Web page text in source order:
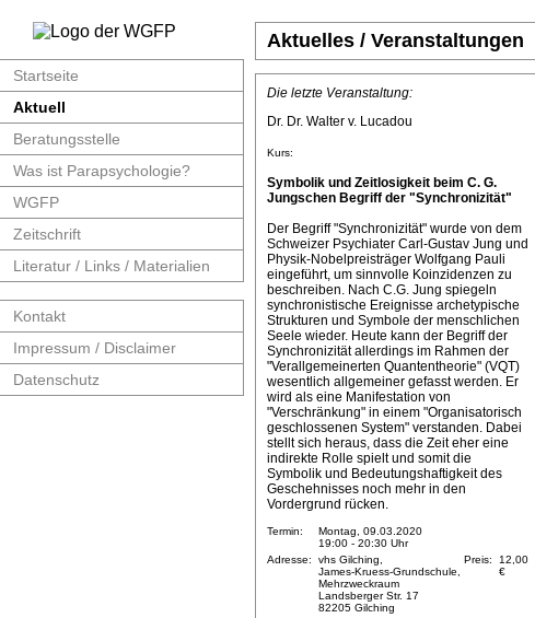
Startseite
Aktuell
Beratungsstelle
Was ist Parapsychologie?
WGFP
Zeitschrift
Literatur / Links / Materialien
Kontakt
Impressum / Disclaimer
Datenschutz
Aktuelles / Veranstaltungen
Die letzte Veranstaltung:
Dr. Dr. Walter v. Lucadou
Kurs:
Symbolik und Zeitlosigkeit beim C. G.
Jungschen Begriff der "Synchronizität"
Der Begriff "Synchronizität" wurde von dem
Schweizer Psychiater Carl-Gustav Jung und
Physik-Nobelpreisträger Wolfgang Pauli
eingeführt, um sinnvolle Koinzidenzen zu
beschreiben. Nach C.G. Jung spiegeln
synchronistische Ereignisse archetypische
Strukturen und Symbole der menschlichen
Seele wieder. Heute kann der Begriff der
Synchronizität allerdings im Rahmen der
"Verallgemeinerten Quantentheorie" (VQT)
wesentlich allgemeiner gefasst werden. Er
wird als eine Manifestation von
"Verschränkung" in einem "Organisatorisch
geschlossenen System" verstanden. Dabei
stellt sich heraus, dass die Zeit eher eine
indirekte Rolle spielt und somit die
Symbolik und Bedeutungshaftigkeit des
Geschehnisses noch mehr in den
Vordergrund rücken.
Termin:
Montag, 09.03.2020
19:00 - 20:30 Uhr
Adresse:
vhs Gilching,
James-Kruess-Grundschule,
Mehrzweckraum
Landsberger Str. 17
82205 Gilching
Preis:
12,00
€